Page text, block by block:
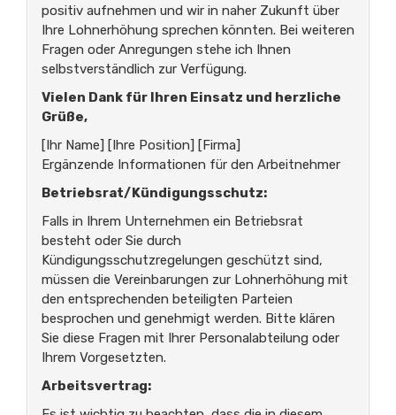
positiv aufnehmen und wir in naher Zukunft über
Ihre Lohnerhöhung sprechen könnten. Bei weiteren
Fragen oder Anregungen stehe ich Ihnen
selbstverständlich zur Verfügung.
Vielen Dank für Ihren Einsatz und herzliche
Grüße,
[Ihr Name] [Ihre Position] [Firma]
Ergänzende Informationen für den Arbeitnehmer
Betriebsrat/Kündigungsschutz:
Falls in Ihrem Unternehmen ein Betriebsrat
besteht oder Sie durch
Kündigungsschutzregelungen geschützt sind,
müssen die Vereinbarungen zur Lohnerhöhung mit
den entsprechenden beteiligten Parteien
besprochen und genehmigt werden. Bitte klären
Sie diese Fragen mit Ihrer Personalabteilung oder
Ihrem Vorgesetzten.
Arbeitsvertrag: